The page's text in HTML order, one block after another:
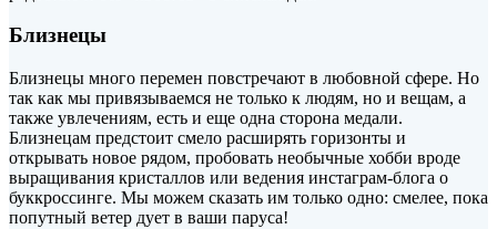
Близнецы
Близнецы много перемен повстречают в любовной сфере. Но
так как мы привязываемся не только к людям, но и вещам, а
также увлечениям, есть и еще одна сторона медали.
Близнецам предстоит смело расширять горизонты и
открывать новое рядом, пробовать необычные хобби вроде
выращивания кристаллов или ведения инстаграм-блога о
буккроссинге. Мы можем сказать им только одно: смелее, пока
попутный ветер дует в ваши паруса!